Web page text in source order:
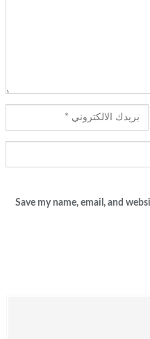
Save my name, email, and